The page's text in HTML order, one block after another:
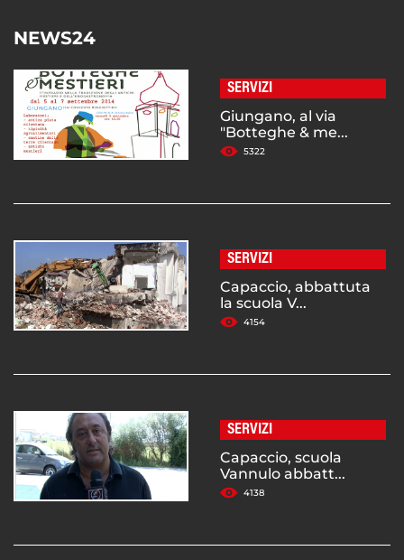
NEWS24
SERVIZI
Giungano, al via
"Botteghe & me...
5322
SERVIZI
Capaccio, abbattuta
la scuola V...
4154
SERVIZI
Capaccio, scuola
Vannulo abbatt...
4138